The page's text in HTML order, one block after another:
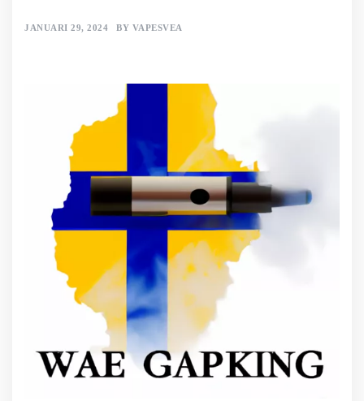
JANUARI 29, 2024 BY VAPESVEA